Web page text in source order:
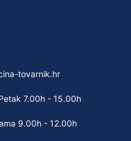
tovarnik.hr
7.00h - 15.00h
9.00h - 12.00h